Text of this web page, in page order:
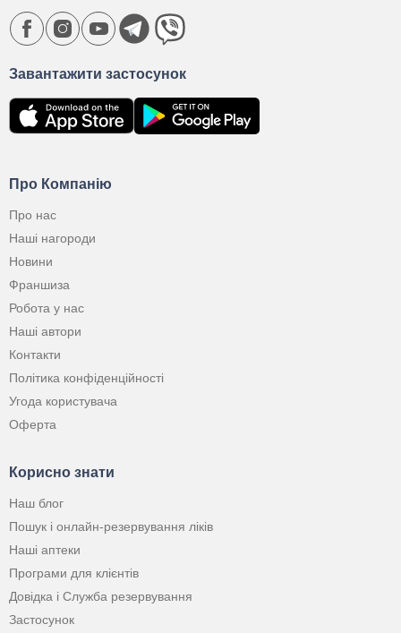
Про Компанію
Про нас
Наші нагороди
Новини
Франшиза
Робота у нас
Наші автори
Контакти
Політика конфіденційності
Угода користувача
Оферта
Корисно знати
Наш блог
Пошук і онлайн-резервування ліків
Наші аптеки
Програми для клієнтів
Довідка і Служба резервування
Застосунок
Завантажити застосунок